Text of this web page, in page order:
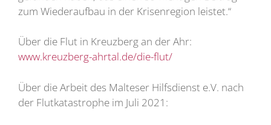
zum Wiederaufbau in der Krisenregion leistet.“
Über die Flut in Kreuzberg an der Ahr:
www.kreuzberg-ahrtal.de/die-flut/
Über die Arbeit des Malteser Hilfsdienst e.V. nach
der Flutkatastrophe im Juli 2021: